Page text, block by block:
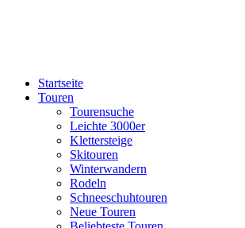
Startseite
Touren
Tourensuche
Leichte 3000er
Klettersteige
Skitouren
Winterwandern
Rodeln
Schneeschuhtouren
Neue Touren